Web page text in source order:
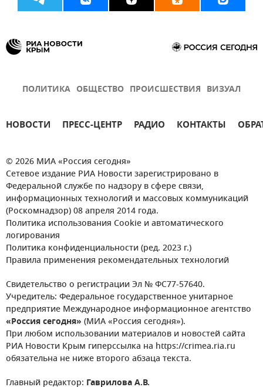
ПОЛИТИКА ОБЩЕСТВО ПРОИСШЕСТВИЯ ВИЗУАЛ
НОВОСТИ ПРЕСС-ЦЕНТР РАДИО КОНТАКТЫ
© 2026 МИА «Россия сегодня»
Сетевое издание РИА Новости зарегистрировано в
Федеральной службе по надзору в сфере связи,
информационных технологий и массовых коммуникаций
(Роскомнадзор) 08 апреля 2014 года.
Политика использования Cookie и автоматического
логирования
Политика конфиденциальности (ред. 2023 г.)
Правила применения рекомендательных технологий
Свидетельство о регистрации Эл № ФС77-57640.
Учредитель: Федеральное государственное унитарное
предприятие Международное информационное агентство
«Россия сегодня» (МИА «Россия сегодня»).
При любом использовании материалов и новостей сайта
РИА Новости Крым гиперссылка на https://crimea.ria.ru
обязательна не ниже второго абзаца текста.
Главный редактор: Гаврилова А.В.